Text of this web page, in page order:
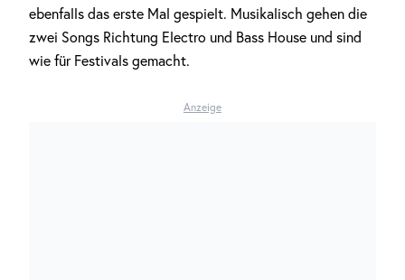
ebenfalls das erste Mal gespielt. Musikalisch gehen die
zwei Songs Richtung Electro und Bass House und sind
wie für Festivals gemacht.
Anzeige